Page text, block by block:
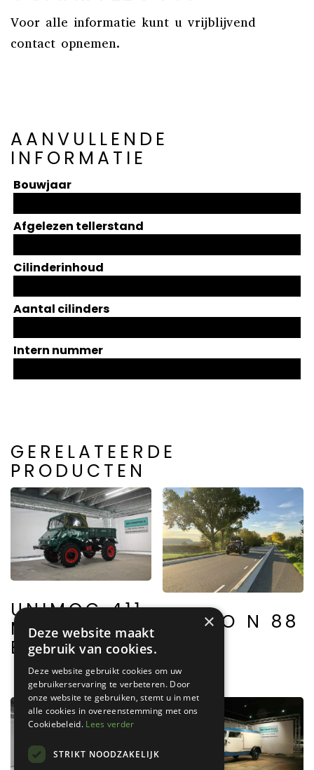
Voor alle informatie kunt u vrijblijvend
contact opnemen.
AANVULLENDE
INFORMATIE
Bouwjaar
Afgelezen tellerstand
Cilinderinhoud
Aantal cilinders
Intern nummer
GERELATEERDE
PRODUCTEN
UNIMOG 411
MERCEDES
BENZ
VOLVO N 88
×
Deze website maakt
gebruik van cookies.
Deze website gebruikt cookies om uw
gebruikerservaring te verbeteren. Door
onze website te gebruiken, stemt u in met
alle cookies in overeenstemming met ons
Cookiebeleid. Lees verder
STRIKT NOODZAKELIJK